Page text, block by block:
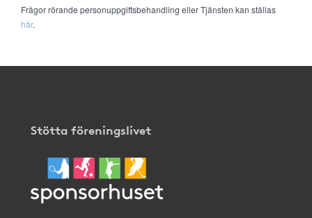
Frågor rörande personuppgiftsbehandling eller Tjänsten kan ställas
här.
Stötta föreningslivet